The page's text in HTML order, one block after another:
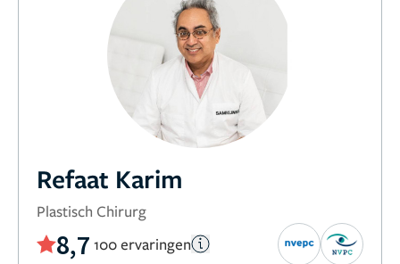
Refaat Karim
Plastisch Chirurg
8,7 100 ervaringen